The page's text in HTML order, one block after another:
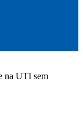
na UTI sem